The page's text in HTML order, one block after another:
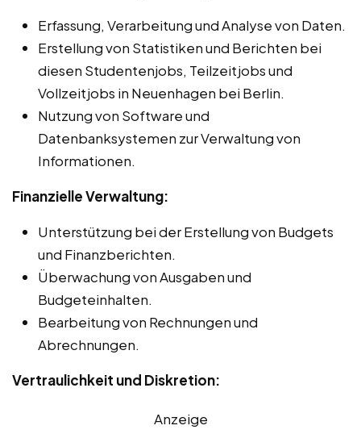
Erfassung, Verarbeitung und Analyse von Daten.
Erstellung von Statistiken und Berichten bei
diesen Studentenjobs, Teilzeitjobs und
Vollzeitjobs in Neuenhagen bei Berlin.
Nutzung von Software und
Datenbanksystemen zur Verwaltung von
Informationen.
Finanzielle Verwaltung:
Unterstützung bei der Erstellung von Budgets
und Finanzberichten.
Überwachung von Ausgaben und
Budgeteinhalten.
Bearbeitung von Rechnungen und
Abrechnungen.
Vertraulichkeit und Diskretion:
Anzeige